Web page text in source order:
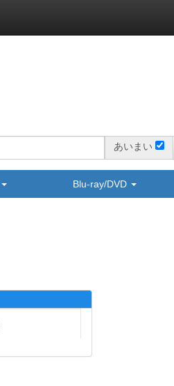
あいまい
Blu-ray/DVD